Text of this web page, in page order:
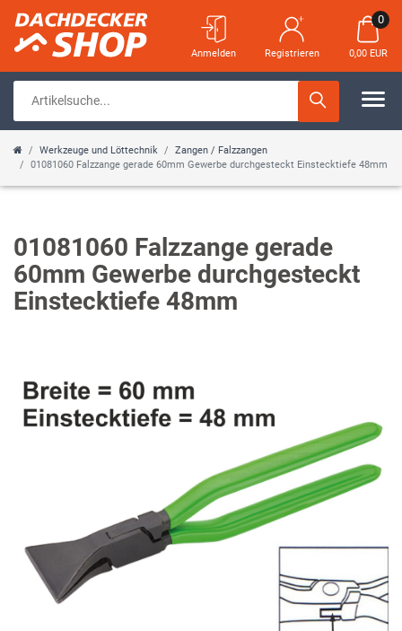
Anmelden Registrieren
0
0,00 EUR
Werkzeuge und Löttechnik
Zangen / Falzzangen
01081060 Falzzange gerade 60mm Gewerbe durchgesteckt Einstecktiefe 48mm
01081060 Falzzange gerade
60mm Gewerbe durchgesteckt
Einstecktiefe 48mm